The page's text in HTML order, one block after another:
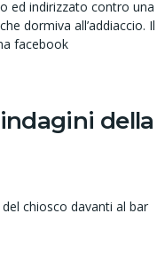
ed indirizzato contro una
dormiva all’addiaccio. Il
facebook
della
chiosco davanti al bar